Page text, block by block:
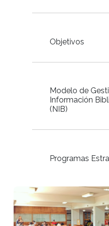
Objetivos
Modelo de
Información
(NIB)
Programas